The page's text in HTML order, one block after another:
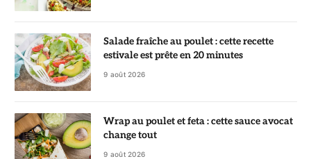
Salade fraîche au poulet : cette recette
estivale est prête en 20 minutes
9 août 2026
Wrap au poulet et feta : cette sauce avocat
change tout
9 août 2026